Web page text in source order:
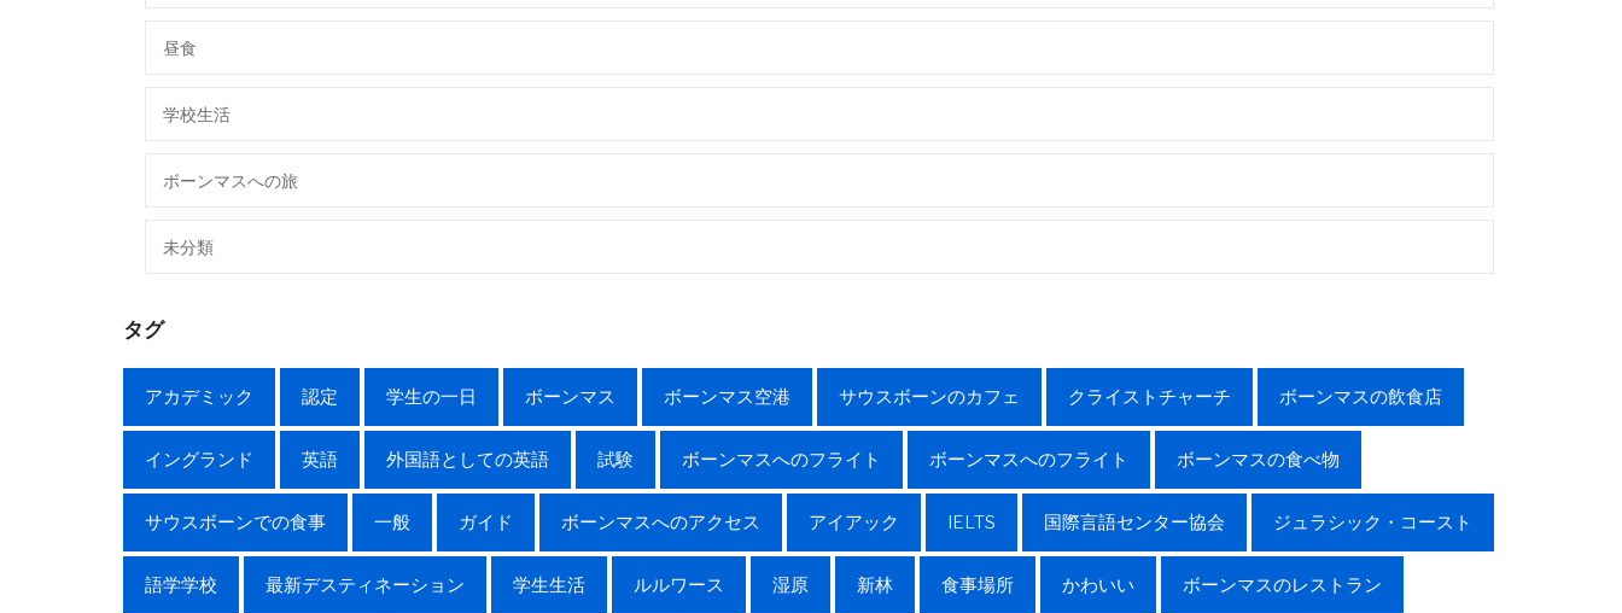
昼食
学校生活
ボーンマスへの旅
未分類
タグ
アカデミック 認定 学生の一日 ボーンマス ボーンマス空港 サウスボーンのカフェ クライストチャーチ ボーンマスの飲食店
イングランド 英語 外国語としての英語 試験 ボーンマスへのフライト ボーンマスへのフライト ボーンマスの食べ物
サウスボーンでの食事 一般 ガイド ボーンマスへのアクセス アイアック IELTS 国際言語センター協会 ジュラシック・コースト
語学学校 最新デスティネーション 学生生活 ルルワース 湿原 新林 食事場所 かわいい ボーンマスのレストラン